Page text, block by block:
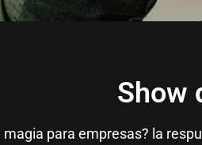
Show
para empresas? la